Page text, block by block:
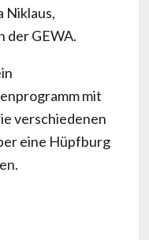
Niklaus,
der GEWA.
mit
verschiedenen
eine Hüpfburg